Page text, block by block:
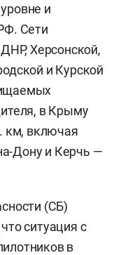
и
Сети
Херсонской,
и Курской
в Крыму
км, включая
Дону и Керчь —
(СБ)
что ситуация с
в